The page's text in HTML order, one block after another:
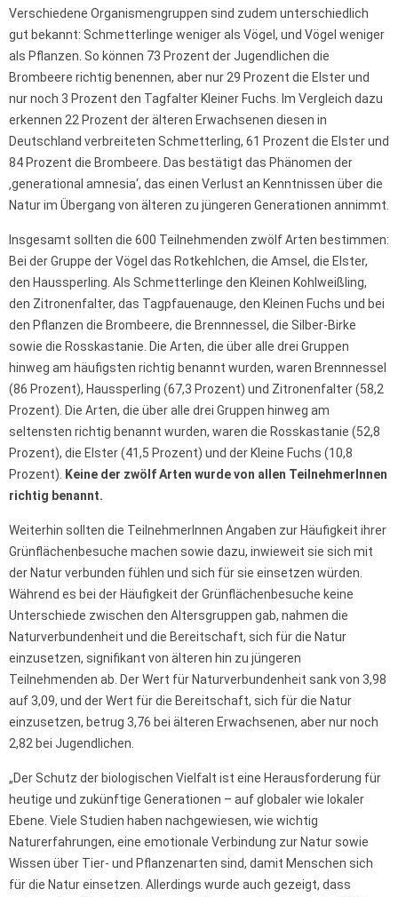
Verschiedene Organismengruppen sind zudem unterschiedlich
gut bekannt: Schmetterlinge weniger als Vögel, und Vögel weniger
als Pflanzen. So können 73 Prozent der Jugendlichen die
Brombeere richtig benennen, aber nur 29 Prozent die Elster und
nur noch 3 Prozent den Tagfalter Kleiner Fuchs. Im Vergleich dazu
erkennen 22 Prozent der älteren Erwachsenen diesen in
Deutschland verbreiteten Schmetterling, 61 Prozent die Elster und
84 Prozent die Brombeere. Das bestätigt das Phänomen der
‚generational amnesia‘, das einen Verlust an Kenntnissen über die
Natur im Übergang von älteren zu jüngeren Generationen annimmt.
Insgesamt sollten die 600 Teilnehmenden zwölf Arten bestimmen:
Bei der Gruppe der Vögel das Rotkehlchen, die Amsel, die Elster,
den Haussperling. Als Schmetterlinge den Kleinen Kohlweißling,
den Zitronenfalter, das Tagpfauenauge, den Kleinen Fuchs und bei
den Pflanzen die Brombeere, die Brennnessel, die Silber-Birke
sowie die Rosskastanie. Die Arten, die über alle drei Gruppen
hinweg am häufigsten richtig benannt wurden, waren Brennnessel
(86 Prozent), Haussperling (67,3 Prozent) und Zitronenfalter (58,2
Prozent). Die Arten, die über alle drei Gruppen hinweg am
seltensten richtig benannt wurden, waren die Rosskastanie (52,8
Prozent), die Elster (41,5 Prozent) und der Kleine Fuchs (10,8
Prozent).
Keine der zwölf Arten wurde von allen TeilnehmerInnen
richtig benannt.
Weiterhin sollten die TeilnehmerInnen Angaben zur Häufigkeit ihrer
Grünflächenbesuche machen sowie dazu, inwieweit sie sich mit
der Natur verbunden fühlen und sich für sie einsetzen würden.
Während es bei der Häufigkeit der Grünflächenbesuche keine
Unterschiede zwischen den Altersgruppen gab, nahmen die
Naturverbundenheit und die Bereitschaft, sich für die Natur
einzusetzen, signifikant von älteren hin zu jüngeren
Teilnehmenden ab. Der Wert für Naturverbundenheit sank von 3,98
auf 3,09, und der Wert für die Bereitschaft, sich für die Natur
einzusetzen, betrug 3,76 bei älteren Erwachsenen, aber nur noch
2,82 bei Jugendlichen.
„Der Schutz der biologischen Vielfalt ist eine Herausforderung für
heutige und zukünftige Generationen – auf globaler wie lokaler
Ebene. Viele Studien haben nachgewiesen, wie wichtig
Naturerfahrungen, eine emotionale Verbindung zur Natur sowie
Wissen über Tier- und Pflanzenarten sind, damit Menschen sich
für die Natur einsetzen. Allerdings wurde auch gezeigt, dass